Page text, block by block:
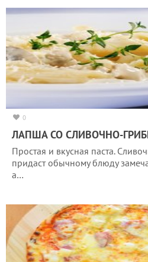
0
ЛАПША СО СЛИВОЧНО-
Простая и вкусная паста.
придаст обычному блюду
а…